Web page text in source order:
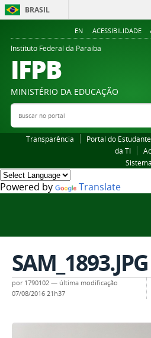
BRASIL
EN ACESSIBILIDADE
Instituto Federal da Paraiba
IFPB
MINISTÉRIO DA EDUCAÇÃO
Buscar no portal
Transparência Portal do Estudante
da TI
Powered by Translate
SAM_1893.JPG
por 1790102 — última modificação
07/08/2016 21h37